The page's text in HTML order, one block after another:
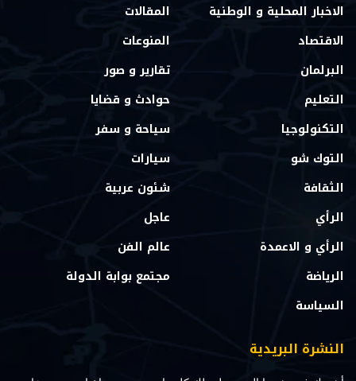
الاخبار المحلية و الوطنية
الاقتصاد
البرلمان
التعليم
التكنولوجيا
التوك شو
الثقافة
الرأي
الرأي و الاعمدة
الرياضة
السياسة
المقالات
المنوعات
تقارير و صور
حوادث و قضايا
سياحة و سفر
سيارات
شئون عربية
عاجل
عالم الفن
مجتمع بوابة الدولة
النشرة البريدية